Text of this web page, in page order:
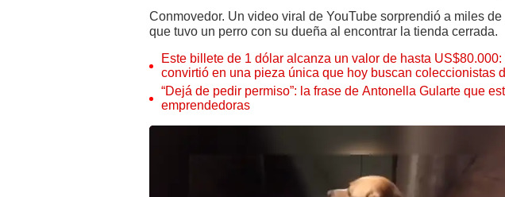
Conmovedor. Un video viral de YouTube sorprendió a miles
que tuvo un perro con su dueña al encontrar la tienda cerrada.
Este billete de 1 dólar alcanza un valor de hasta
convirtió en una pieza única que hoy buscan coleccionistas
“Dejá de pedir permiso”: la frase de Antonella Gularte que
emprendedoras